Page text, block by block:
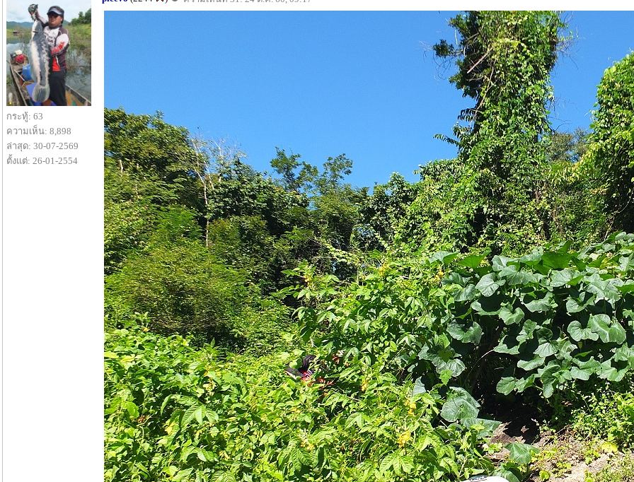
กระทู้: 63
ความเห็น: 8,898
ล่าสุด: 30-07-2569
ตั้งแต่: 26-01-2554